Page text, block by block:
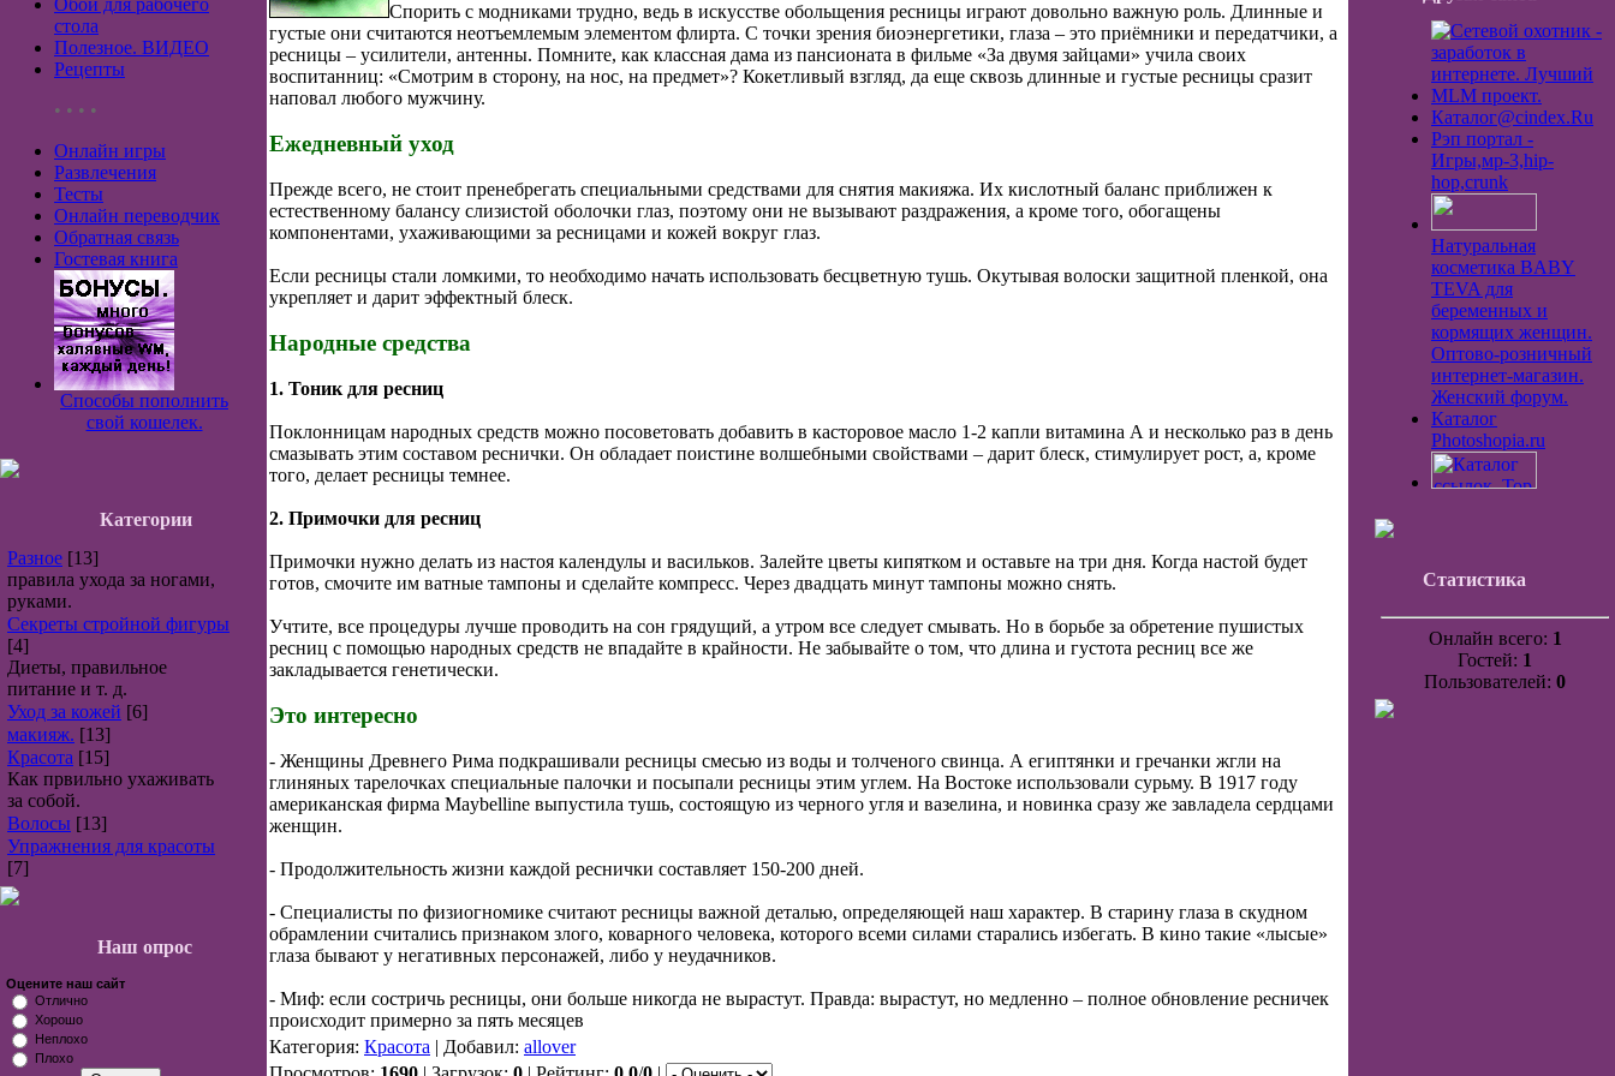
Обои для рабочего
стола
Полезное. ВИДЕО
Рецепты
• • • •
Онлайн игры
Развлечения
Тесты
Онлайн переводчик
Обратная связь
Гостевая книга
Способы пополнить
свой кошелек.
Категории
Разное [13]
правила ухода за ногами,
руками.
Секреты стройной фигуры
[4]
Диеты, правильное
питание и т. д.
Уход за кожей [6]
макияж. [13]
Красота [15]
Как првильно ухаживать
за собой.
Волосы [13]
Упражнения для красоты
[7]
Наш опрос
Оцените наш сайт
Отлично
Хорошо
Неплохо
Плохо
Спорить с модниками трудно, ведь в искусстве обольщения ресницы играют довольно важную роль. Длинные и
густые они считаются неотъемлемым элементом флирта. С точки зрения биоэнергетики, глаза – это приёмники и передатчики, а
ресницы – усилители, антенны. Помните, как классная дама из пансионата в фильме «За двумя зайцами» учила своих
воспитанниц: «Смотрим в сторону, на нос, на предмет»? Кокетливый взгляд, да еще сквозь длинные и густые ресницы сразит
наповал любого мужчину.
Ежедневный уход
Прежде всего, не стоит пренебрегать специальными средствами для снятия макияжа. Их кислотный баланс приближен к
естественному балансу слизистой оболочки глаз, поэтому они не вызывают раздражения, а кроме того, обогащены
компонентами, ухаживающими за ресницами и кожей вокруг глаз.
Если ресницы стали ломкими, то необходимо начать использовать бесцветную тушь. Окутывая волоски защитной пленкой, она
укрепляет и дарит эффектный блеск.
Народные средства
1. Тоник для ресниц
Поклонницам народных средств можно посоветовать добавить в касторовое масло 1-2 капли витамина А и несколько раз в день
смазывать этим составом реснички. Он обладает поистине волшебными свойствами – дарит блеск, стимулирует рост, а, кроме
того, делает ресницы темнее.
2. Примочки для ресниц
Примочки нужно делать из настоя календулы и васильков. Залейте цветы кипятком и оставьте на три дня. Когда настой будет
готов, смочите им ватные тампоны и сделайте компресс. Через двадцать минут тампоны можно снять.
Учтите, все процедуры лучше проводить на сон грядущий, а утром все следует смывать. Но в борьбе за обретение пушистых
ресниц с помощью народных средств не впадайте в крайности. Не забывайте о том, что длина и густота ресниц все же
закладывается генетически.
Это интересно
- Женщины Древнего Рима подкрашивали ресницы смесью из воды и толченого свинца. А египтянки и гречанки жгли на
глиняных тарелочках специальные палочки и посыпали ресницы этим углем. На Востоке использовали сурьму. В 1917 году
американская фирма Maybelline выпустила тушь, состоящую из черного угля и вазелина, и новинка сразу же завладела сердцами
женщин.
- Продолжительность жизни каждой реснички составляет 150-200 дней.
- Специалисты по физиогномике считают ресницы важной деталью, определяющей наш характер. В старину глаза в скудном
обрамлении считались признаком злого, коварного человека, которого всеми силами старались избегать. В кино такие «лысые»
глаза бывают у негативных персонажей, либо у неудачников.
- Миф: если состричь ресницы, они больше никогда не вырастут. Правда: вырастут, но медленно – полное обновление ресничек
происходит примерно за пять месяцев
Категория: Красота | Добавил: allover
Каталог@cindex.Ru
Рэп портал -
Игры,мp-3,hip-
hop,crunk
Натуральная
косметика BABY
TEVA для
беременных и
кормящих женщин.
Оптово-розничный
интернет-магазин.
Женский форум.
Каталог
Photoshopia.ru
Статистика
Онлайн всего: 1
Гостей: 1
Пользователей: 0